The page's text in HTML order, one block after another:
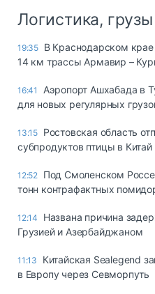
Логистика, грузы
19:35 В Краснодарском
14 км трассы Армавир –
16:41
Аэропорт Ашхабада в
для новых регулярных
13:15 Ростовская область
субпродуктов птицы в Китай
12:52 Под Смоленском
тонн контрафактных
12:14
Названа причина
Грузией и Азербайджаном
11:13
Китайская Sealegend
в Европу через Севморпуть